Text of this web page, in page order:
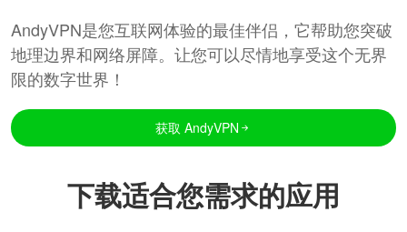
AndyVPN是您互联网体验的最佳伴侣，它帮助您突破
地理边界和网络屏障。让您可以尽情地享受这个无界
限的数字世界！
获取 AndyVPN
下载适合您需求的应用